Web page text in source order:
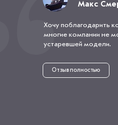
Макс
Хочу поблагодарить
многие компании не
устаревшей модели.
Отзыв полностью